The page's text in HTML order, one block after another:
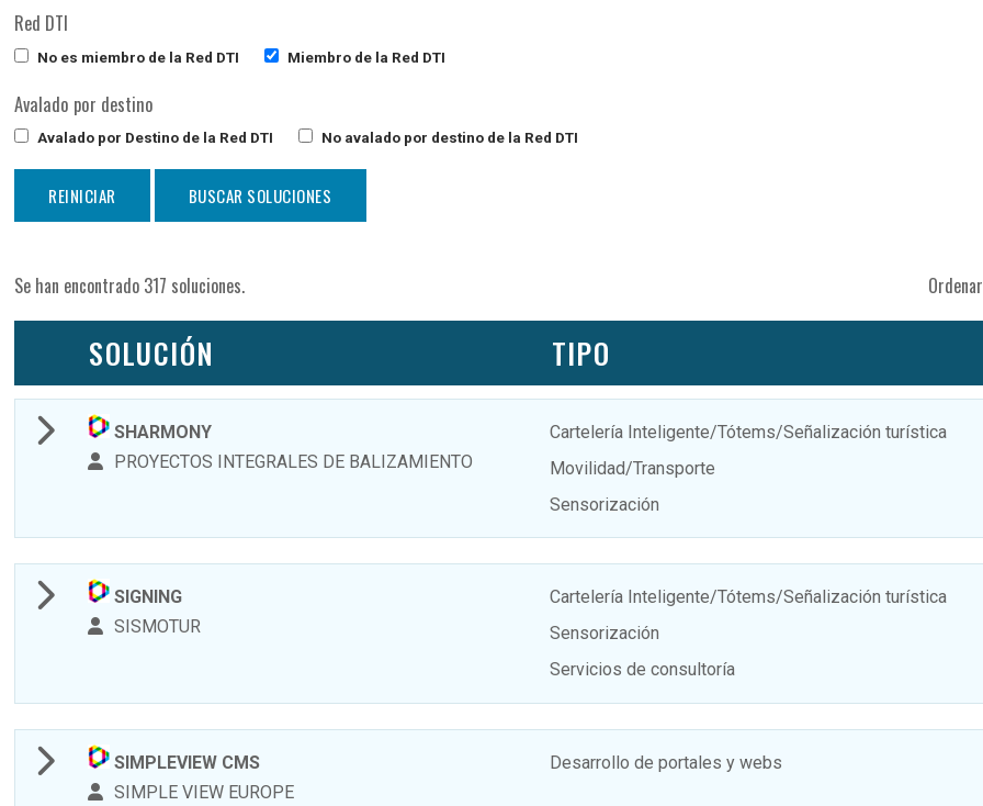
Red DTI
No es miembro de la Red DTI Miembro de la Red DTI
Avalado por destino
Avalado por Destino de la Red DTI No avalado por destino de la Red DTI
Se han encontrado 317 soluciones.
SOLUCIÓN TIPO
SHARMONY
PROYECTOS INTEGRALES DE BALIZAMIENTO
Cartelería Inteligente/Tótems/Señalización turística
Movilidad/Transporte
Sensorización
SIGNING
SISMOTUR
Cartelería Inteligente/Tótems/Señalización turística
Sensorización
Servicios de consultoría
SIMPLEVIEW CMS
SIMPLE VIEW EUROPE
Desarrollo de portales y webs